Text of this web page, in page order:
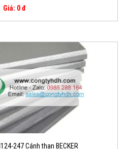
Giá: 0 đ
247 Cánh than BECKER